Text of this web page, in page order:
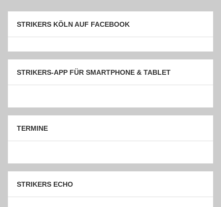
STRIKERS KÖLN AUF FACEBOOK
STRIKERS-APP FÜR SMARTPHONE & TABLET
TERMINE
STRIKERS ECHO